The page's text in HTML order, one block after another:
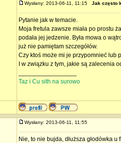
Wysłany: 2013-06-11, 11:15 Jak często
Pytanie jak w temacie.
Moja fretula zawsze miała po prostu
podała jej jedzenie. Była mowa o
już nie pamiętam szczegółów.
Czy ktoś może mi je przypomnieć lub
I w związku z tym, jakie są zalecenia
Taz i Cu sith na surowo
Wysłany: 2013-06-11, 11:55
Nie, to nie bujda, dłuższa głodówka